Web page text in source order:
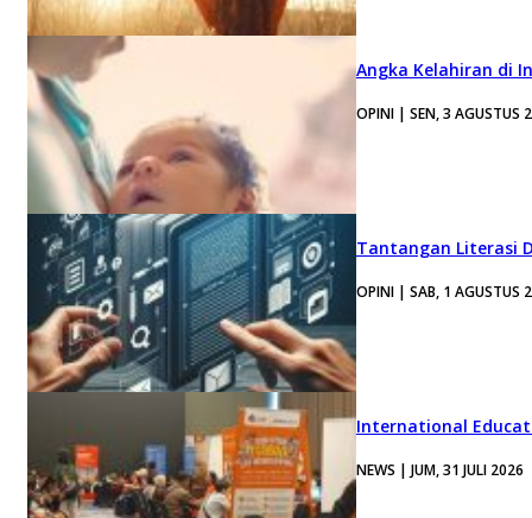
Angka Kelahiran di
OPINI | SEN, 3 AGUSTUS
Tantangan Literasi
OPINI | SAB, 1 AGUSTUS
International
NEWS | JUM, 31 JULI 2026